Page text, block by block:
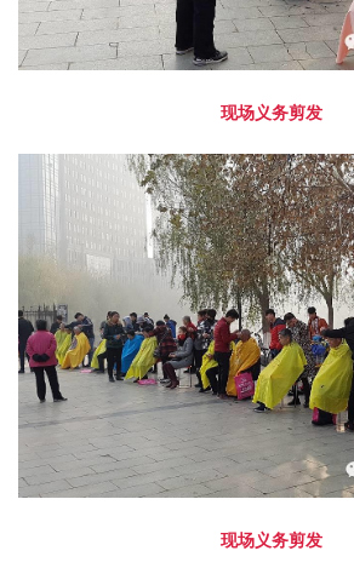
现场义务剪发
现场义务剪发